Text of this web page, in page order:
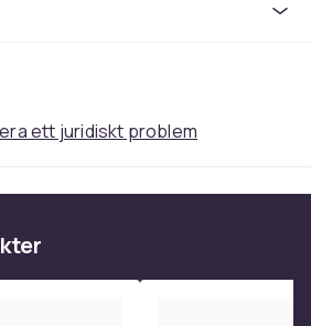
som veden torkas
här vedhållaren för öppen spis
tilltalande, vilket
ett juridiskt problem